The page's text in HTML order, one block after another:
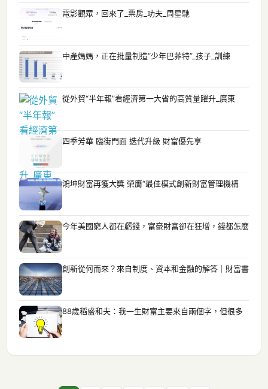
電影觀眾，回來了_票房_功夫_周星馳
中產媽媽，正在批量制造“少年巴菲特”_孩子_訓練
從外貿“半年報”看經濟第一大省的高質量躍升_廣東
四季芳華 臨街門面 迭代升級 財富優先享
鴻坤財富再獲大獎 榮膺“最佳模式創新財富管理機構
今年美國窮人都在虧錢，富豪財富卻在狂增，錢都怎麼
創新從何而來？來自制度、資本和金融的解答｜財富書
88歲稻盛和夫：我一生財富主要來自兩個字，但很多